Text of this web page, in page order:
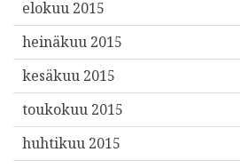
elokuu 2015
heinäkuu 2015
kesäkuu 2015
toukokuu 2015
huhtikuu 2015